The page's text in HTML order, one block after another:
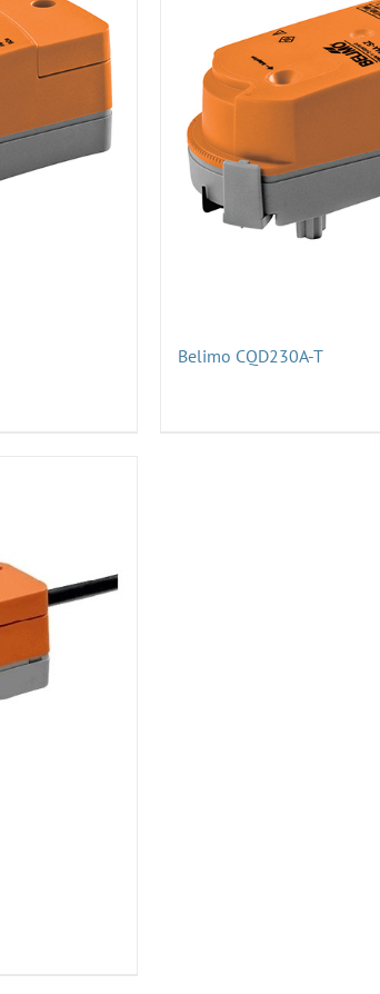
Belimo CQD230A-T